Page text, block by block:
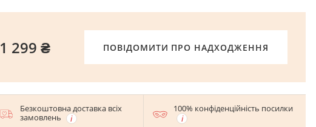
ПОВІДОМИТИ ПРО НАДХОДЖЕННЯ
1 299 ₴
Безкоштовна доставка всіх
замовлень
100% конфіденційність посилки